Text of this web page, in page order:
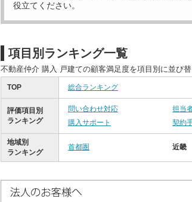
役立てください。
項目別ランキング一覧
不動産仲介 購入 戸建ての顧客満足度を項目別に並び
TOP 総合ランキング
評価項目別
ランキング
問い合わせ対応 担当
購入サポート
契約
地域別
ランキング
首都圏 近畿